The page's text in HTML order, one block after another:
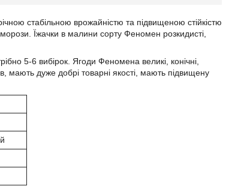
стабільною врожайністю та підвищеною стійкістю
Їжачки в малини сорту Феномен розкидисті,
5-6 вибірок. Ягоди Феномена великі, конічні,
мають дуже добрі товарні якості, мають підвищену